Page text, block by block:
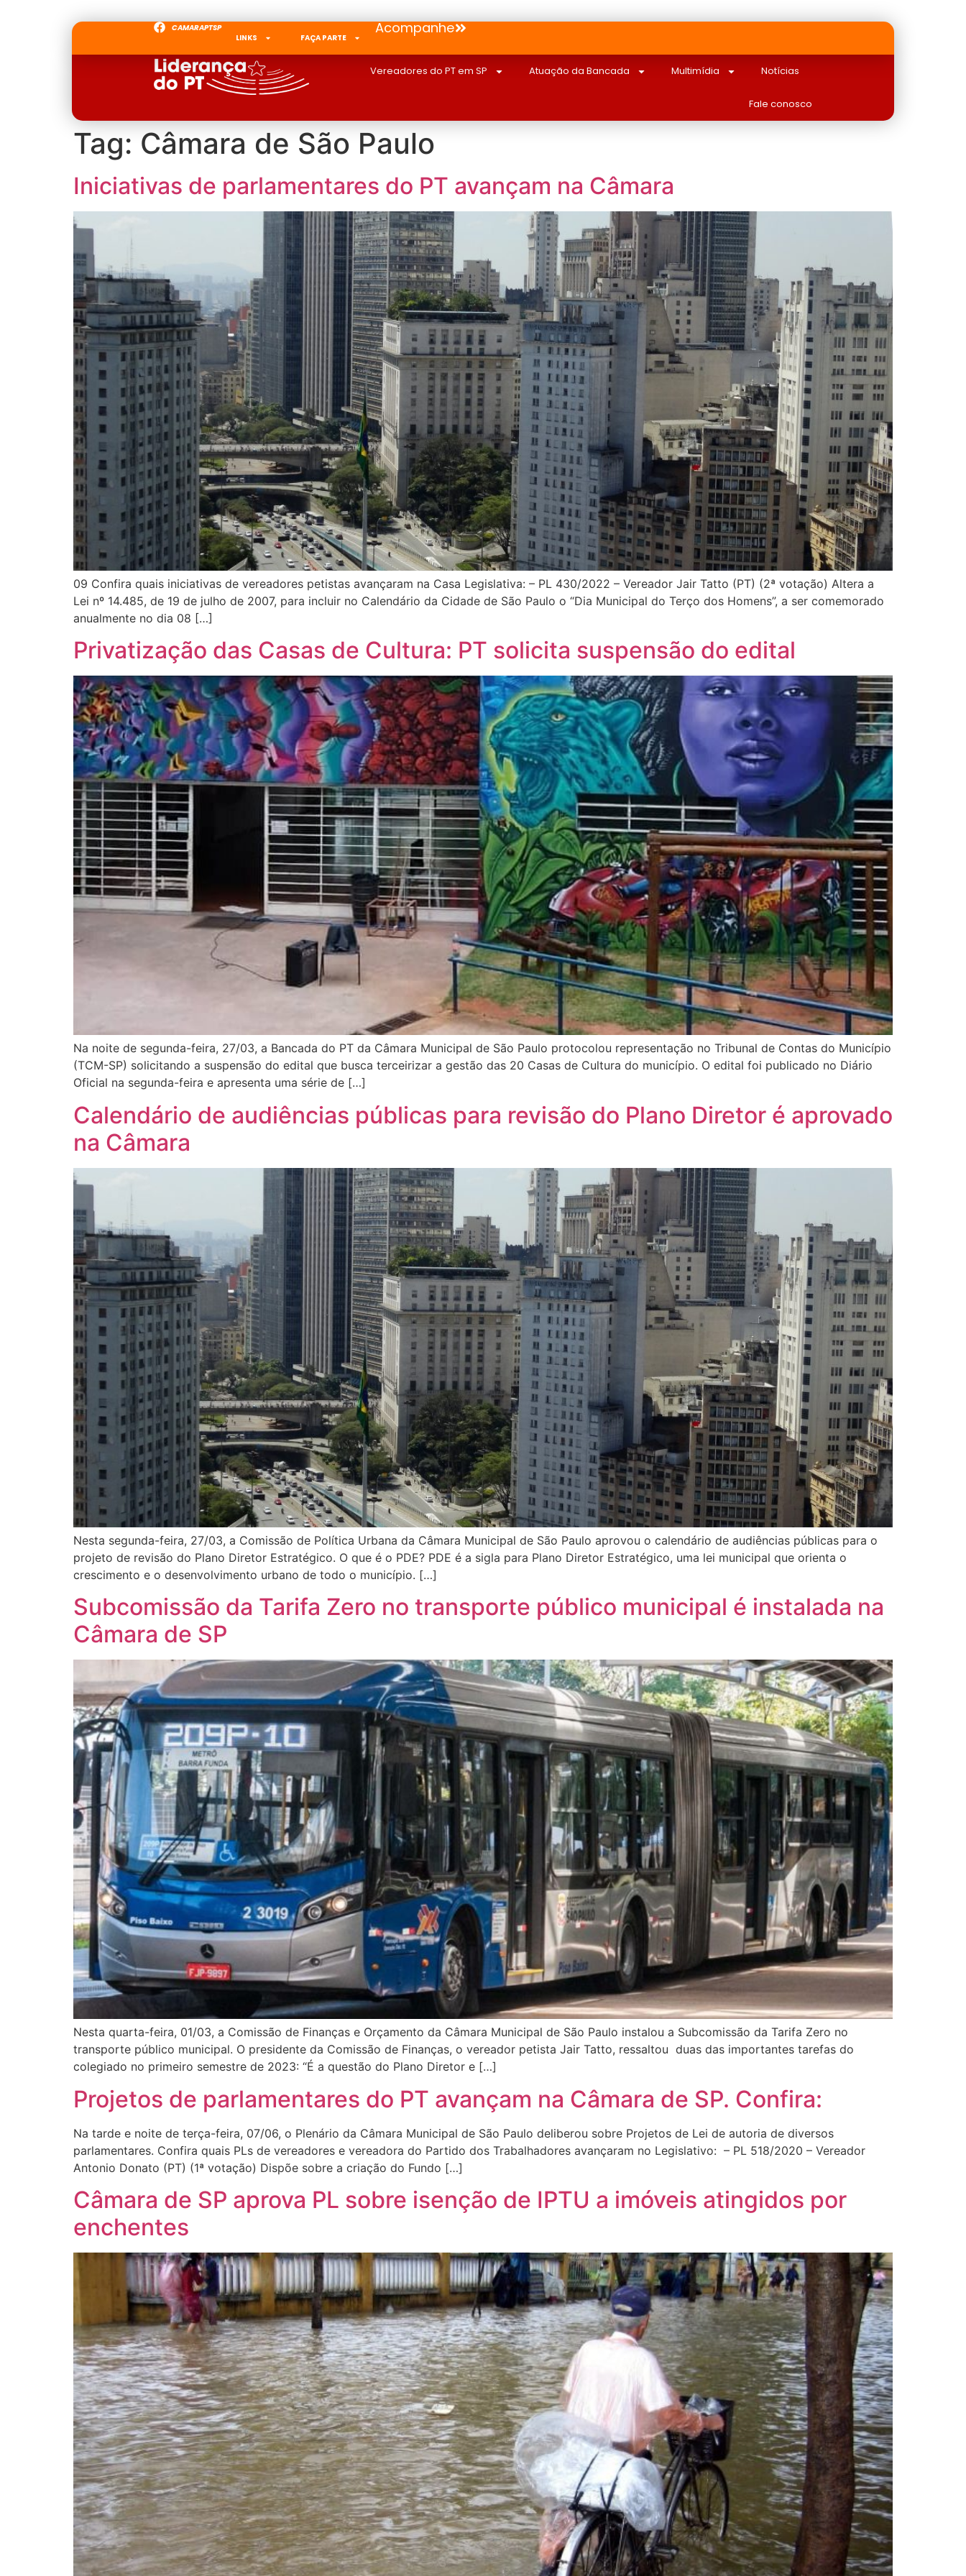
CAMARAPTSP
LINKS
FAÇA PARTE
Acompanhe
Vereadores do PT em SP Atuação da Bancada Multimídia Notícias
Fale conosco
Tag: Câmara de São Paulo
Iniciativas de parlamentares do PT avançam na Câmara
09 Confira quais iniciativas de vereadores petistas avançaram na Casa Legislativa: – PL 430/2022 – Vereador Jair Tatto (PT) (2ª votação) Altera a
Lei nº 14.485, de 19 de julho de 2007, para incluir no Calendário da Cidade de São Paulo o “Dia Municipal do Terço dos Homens”, a ser comemorado
anualmente no dia 08 […]
Privatização das Casas de Cultura: PT solicita suspensão do edital
Na noite de segunda-feira, 27/03, a Bancada do PT da Câmara Municipal de São Paulo protocolou representação no Tribunal de Contas do Município
(TCM-SP) solicitando a suspensão do edital que busca terceirizar a gestão das 20 Casas de Cultura do município. O edital foi publicado no Diário
Oficial na segunda-feira e apresenta uma série de […]
Calendário de audiências públicas para revisão do Plano Diretor é aprovado
na Câmara
Nesta segunda-feira, 27/03, a Comissão de Política Urbana da Câmara Municipal de São Paulo aprovou o calendário de audiências públicas para o
projeto de revisão do Plano Diretor Estratégico. O que é o PDE? PDE é a sigla para Plano Diretor Estratégico, uma lei municipal que orienta o
crescimento e o desenvolvimento urbano de todo o município. […]
Subcomissão da Tarifa Zero no transporte público municipal é instalada na
Câmara de SP
Nesta quarta-feira, 01/03, a Comissão de Finanças e Orçamento da Câmara Municipal de São Paulo instalou a Subcomissão da Tarifa Zero no
transporte público municipal. O presidente da Comissão de Finanças, o vereador petista Jair Tatto, ressaltou duas das importantes tarefas do
colegiado no primeiro semestre de 2023: “É a questão do Plano Diretor e […]
Projetos de parlamentares do PT avançam na Câmara de SP. Confira:
Na tarde e noite de terça-feira, 07/06, o Plenário da Câmara Municipal de São Paulo deliberou sobre Projetos de Lei de autoria de diversos
parlamentares. Confira quais PLs de vereadores e vereadora do Partido dos Trabalhadores avançaram no Legislativo: – PL 518/2020 – Vereador
Antonio Donato (PT) (1ª votação) Dispõe sobre a criação do Fundo […]
Câmara de SP aprova PL sobre isenção de IPTU a imóveis atingidos por
enchentes